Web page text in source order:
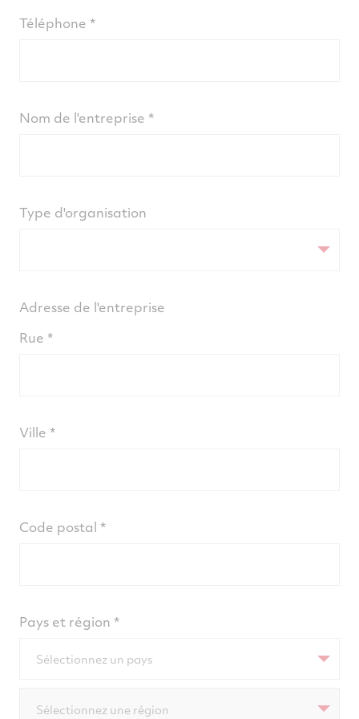
livraison de l'aéronef ou deux ans à compter
Téléphone
Nom de l'entreprise
Type d'organisation
Adresse de l'entreprise
Rue
Ville
Code postal
Pays et région
Sélectionnez un pays
Sélectionnez une région